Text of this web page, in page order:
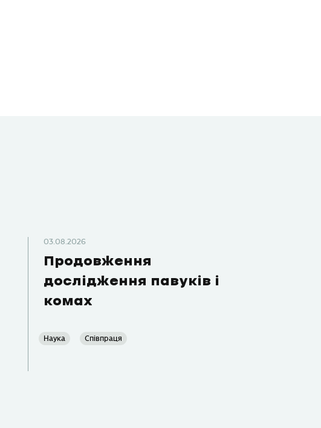
03.08.2026
Продовження
дослідження павуків і
комах
Наука Співпраця